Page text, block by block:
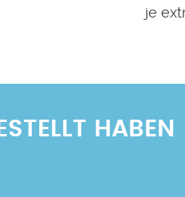
je
HABEN